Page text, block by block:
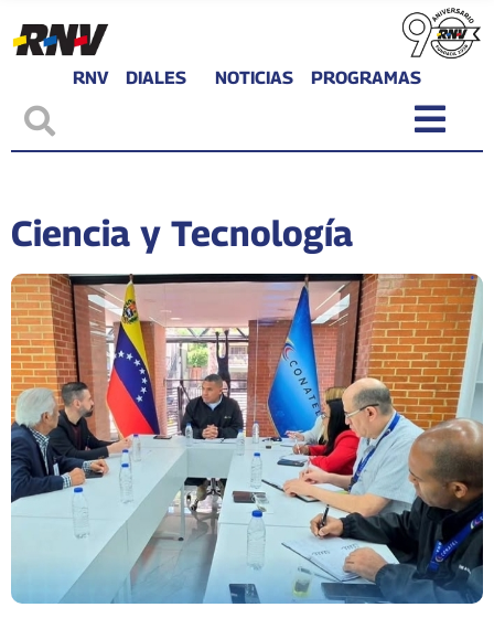
RNV DIALES NOTICIAS PROGRAMAS
Ciencia y Tecnología